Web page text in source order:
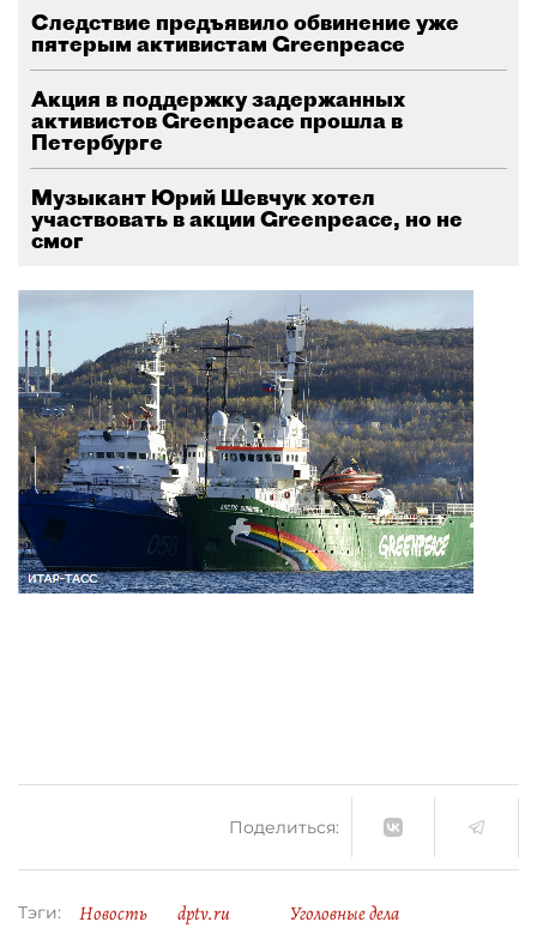
Следствие предъявило обвинение уже
пятерым активистам Greenpeace
Акция в поддержку задержанных
активистов Greenpeace прошла в
Петербурге
Музыкант Юрий Шевчук хотел
участвовать в акции Greenpeace, но не
смог
Поделиться:
Тэги: Новость dptv.ru
Уголовные дела